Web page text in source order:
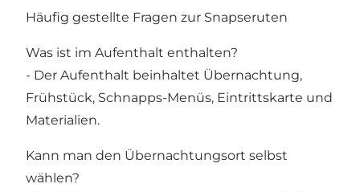
Häufig gestellte Fragen zur Snapseruten
Was ist im Aufenthalt enthalten?
- Der Aufenthalt beinhaltet Übernachtung,
Frühstück, Schnapps-Menüs, Eintrittskarte und
Materialien.
Kann man den Übernachtungsort selbst
wählen?